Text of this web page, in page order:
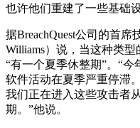
也许他们重建了一些基础
据BreachQuest公司的首席
Williams）说，当这种类
“有一个夏季休整期”。“
软件活动在夏季严重停滞
我们正在进入这些攻击者
期。”他说。